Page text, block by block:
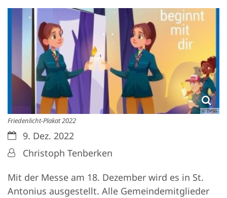
© DPSG
Friedenlicht-Plakat 2022
Datum:9. Dez. 2022
Von:Christoph Tenberken
Mit der Messe am 18. Dezember wird es in St.
Antonius ausgestellt. Alle Gemeindemitglieder